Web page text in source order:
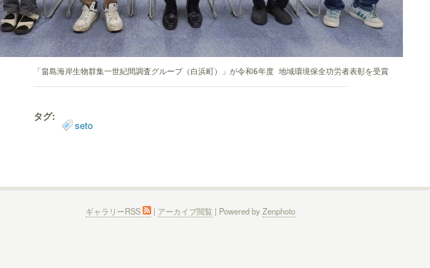
「畠島海岸生物群集一世紀間調査グループ（白浜町）」が令和6年度 地域環境保全功労者表彰を受賞
タグ:
seto
ギャラリーRSS | アーカイブ閲覧 | Powered by Zenphoto